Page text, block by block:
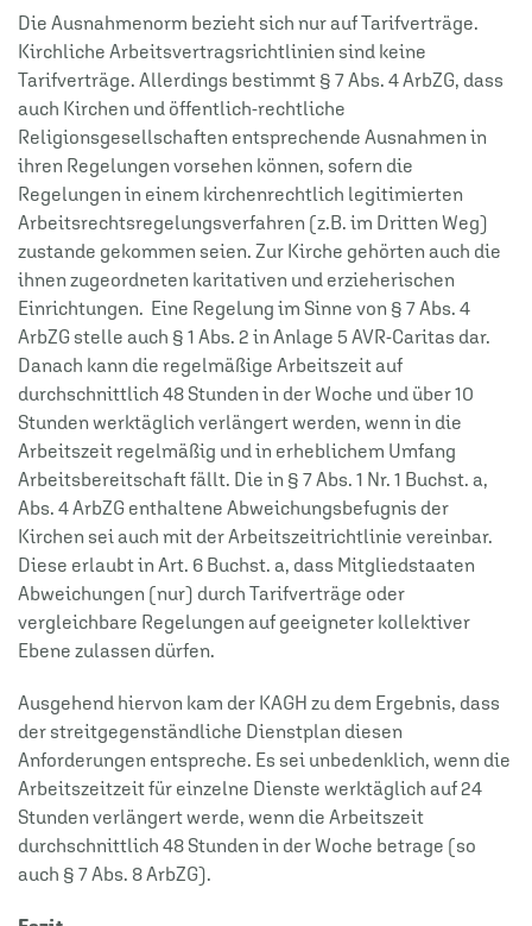
Die Ausnahmenorm bezieht sich nur auf Tarifverträge.
Kirchliche Arbeitsvertragsrichtlinien sind keine
Tarifverträge. Allerdings bestimmt § 7 Abs. 4 ArbZG, dass
auch Kirchen und öffentlich-rechtliche
Religionsgesellschaften entsprechende Ausnahmen in
ihren Regelungen vorsehen können, sofern die
Regelungen in einem kirchenrechtlich legitimierten
Arbeitsrechtsregelungsverfahren (z.B. im Dritten Weg)
zustande gekommen seien. Zur Kirche gehörten auch die
ihnen zugeordneten karitativen und erzieherischen
Einrichtungen. Eine Regelung im Sinne von § 7 Abs. 4
ArbZG stelle auch § 1 Abs. 2 in Anlage 5 AVR-Caritas dar.
Danach kann die regelmäßige Arbeitszeit auf
durchschnittlich 48 Stunden in der Woche und über 10
Stunden werktäglich verlängert werden, wenn in die
Arbeitszeit regelmäßig und in erheblichem Umfang
Arbeitsbereitschaft fällt. Die in § 7 Abs. 1 Nr. 1 Buchst. a,
Abs. 4 ArbZG enthaltene Abweichungsbefugnis der
Kirchen sei auch mit der Arbeitszeitrichtlinie vereinbar.
Diese erlaubt in Art. 6 Buchst. a, dass Mitgliedstaaten
Abweichungen (nur) durch Tarifverträge oder
vergleichbare Regelungen auf geeigneter kollektiver
Ebene zulassen dürfen.
Ausgehend hiervon kam der KAGH zu dem Ergebnis, dass
der streitgegenständliche Dienstplan diesen
Anforderungen entspreche. Es sei unbedenklich, wenn die
Arbeitszeitzeit für einzelne Dienste werktäglich auf 24
Stunden verlängert werde, wenn die Arbeitszeit
durchschnittlich 48 Stunden in der Woche betrage (so
auch § 7 Abs. 8 ArbZG).